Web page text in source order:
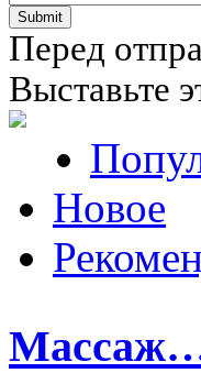
Перед
Выставьте
Новое